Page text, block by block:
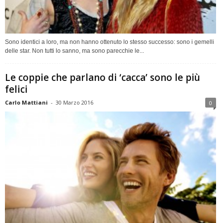
Sono identici a loro, ma non hanno ottenuto lo stesso successo: sono i gemelli
delle star. Non tutti lo sanno, ma sono parecchie le...
Le coppie che parlano di ‘cacca’ sono le più
felici
Carlo Mattiani - 30 Marzo 2016 0